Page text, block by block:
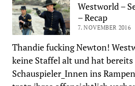
Westworld –
– Recap
7. NOVEMBER 2016
Thandie fucking Newton!
keine Staffel alt und hat
Schauspieler_Innen ins